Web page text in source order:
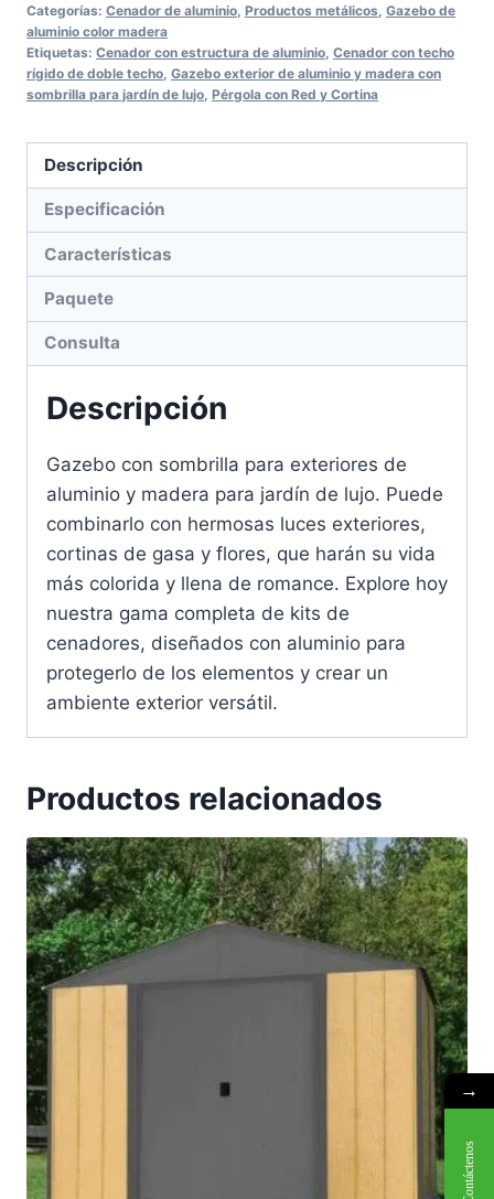
Categorías: Cenador de aluminio, Productos metálicos, Gazebo de
aluminio color madera
Etiquetas: Cenador con estructura de aluminio, Cenador con techo
rígido de doble techo, Gazebo exterior de aluminio y madera con
sombrilla para jardín de lujo, Pérgola con Red y Cortina
Descripción
Especificación
Características
Paquete
Consulta
Descripción
Gazebo con sombrilla para exteriores de
aluminio y madera para jardín de lujo. Puede
combinarlo con hermosas luces exteriores,
cortinas de gasa y flores, que harán su vida
más colorida y llena de romance. Explore hoy
nuestra gama completa de kits de
cenadores, diseñados con aluminio para
protegerlo de los elementos y crear un
ambiente exterior versátil.
Productos relacionados
→
Contáctenos